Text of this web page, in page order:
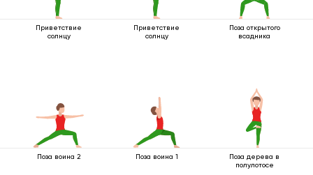
Приветствие
солнцу
Приветствие
солнцу
Поза открытого
всадника
Поза воина 2 Поза воина 1
Поза дерева в
полулотосе